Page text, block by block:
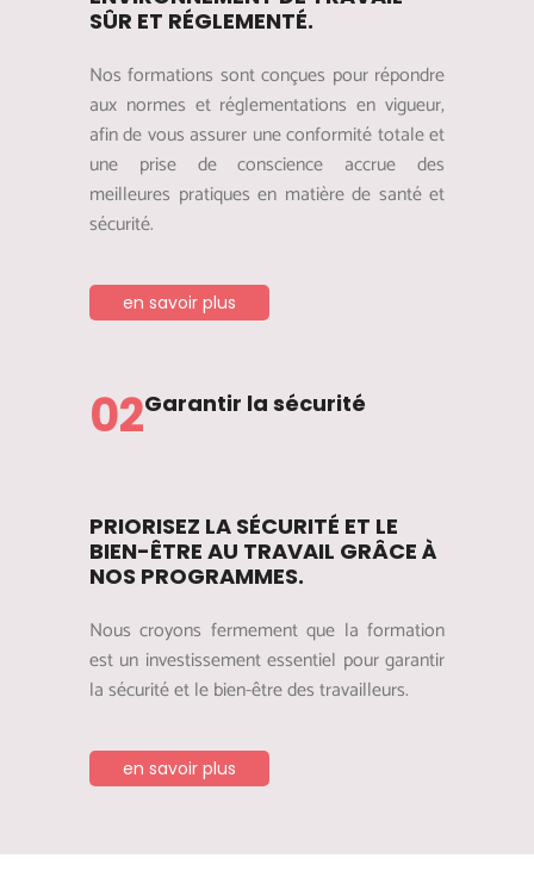
SÛR ET RÉGLEMENTÉ.
Nos formations sont conçues pour répondre
aux normes et réglementations en vigueur,
afin de vous assurer une conformité totale et
une prise de conscience accrue des
meilleures pratiques en matière de santé et
sécurité.
en savoir plus
02Garantir la sécurité
PRIORISEZ LA SÉCURITÉ ET LE
BIEN-ÊTRE AU TRAVAIL GRÂCE À
NOS PROGRAMMES.
Nous croyons fermement que la formation
est un investissement essentiel pour garantir
la sécurité et le bien-être des travailleurs.
en savoir plus